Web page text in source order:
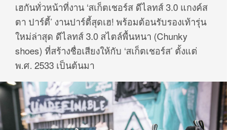
เฮกันทั่วหน้าที่งาน ‘สเก็ตเชอร์ส ดีไลทส์ 3.0 แกงค์ส
ตา ปาร์ตี้’ งานปาร์ตี้สุดเฮ! พร้อมต้อนรับรองเท้ารุ่น
ใหม่ล่าสุด ดีไลทส์ 3.0 สไตล์พื้นหนา (Chunky
shoes) ที่สร้างชื่อเสียงให้กับ ‘สเก็ตเชอร์ส’ ตั้งแต่
พ.ศ. 2533 เป็นต้นมา